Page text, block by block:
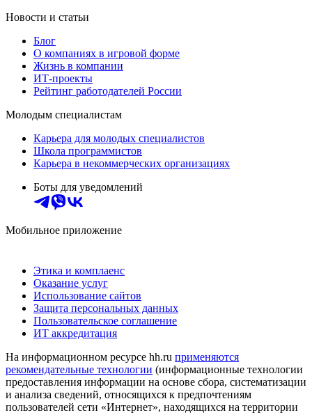
Новости и статьи
Блог
О компаниях в игровой форме
Жизнь в компании
ИТ-проекты
Рейтинг работодателей России
Молодым специалистам
Карьера для молодых специалистов
Школа программистов
Карьера в некоммерческих организациях
Боты для уведомлений
Мобильное приложение
Этика и комплаенс
Оказание услуг
Использование сайтов
Защита персональных данных
Пользовательское соглашение
ИТ аккредитация
На информационном ресурсе hh.ru применяются
рекомендательные технологии (информационные технологии
предоставления информации на основе сбора, систематизации
и анализа сведений, относящихся к предпочтениям
пользователей сети «Интернет», находящихся на территории